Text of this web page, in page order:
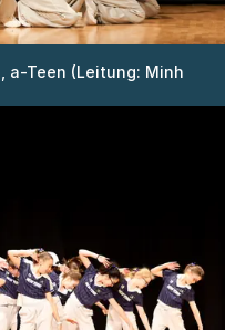
a-Teen (Leitung: Minh